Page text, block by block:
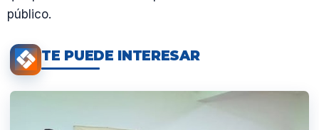
público.
TE PUEDE INTERESAR